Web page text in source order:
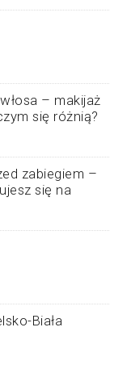
– makijaż
się różnią?
zabiegiem –
się na
Biała